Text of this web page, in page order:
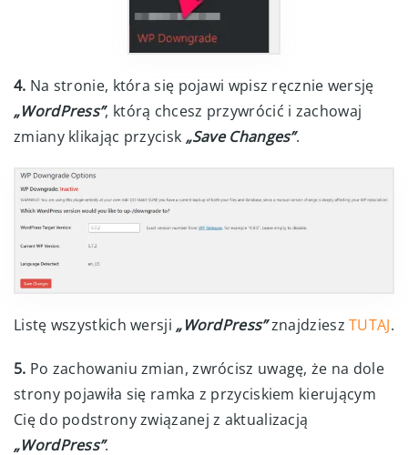
4. Na stronie, która się pojawi wpisz ręcznie wersję
„WordPress”, którą chcesz przywrócić i zachowaj
zmiany klikając przycisk „Save Changes”.
Listę wszystkich wersji „WordPress”znajdzieszTUTAJ.
5. Po zachowaniu zmian, zwrócisz uwagę, że na dole
strony pojawiła się ramka z przyciskiem kierującym
Cię do podstrony związanej z aktualizacją
„WordPress”.